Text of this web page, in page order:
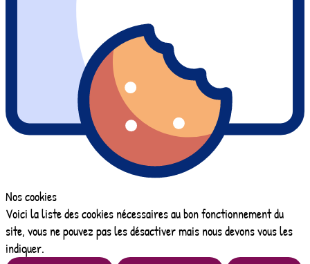
Nos cookies
Voici la liste des cookies nécessaires au bon fonctionnement du
site, vous ne pouvez pas les désactiver mais nous devons vous les
indiquer.